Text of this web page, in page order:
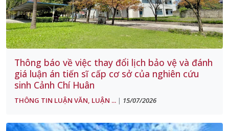
Thông báo về việc thay đổi lịch bảo vệ và đánh
giá luận án tiến sĩ cấp cơ sở của nghiên cứu
sinh Cảnh Chí Huân
THÔNG TIN LUẬN VĂN, LUẬN ... | 15/07/2026